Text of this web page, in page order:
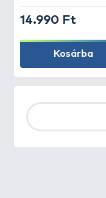
14.990 Ft
Kosárba